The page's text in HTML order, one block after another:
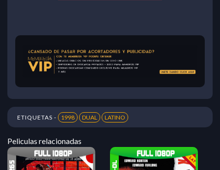
ETIQUETAS - 1998 DUAL LATINO
Peliculas relacionadas